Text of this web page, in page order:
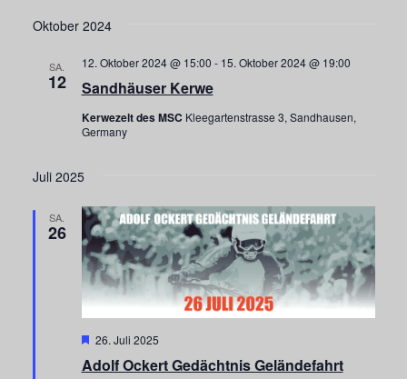
Oktober 2024
SA.
12 Sandhäuser Kerwe
12. Oktober 2024 @ 15:00 - 15. Oktober 2024 @ 19:00
Kerwezelt des MSC Kleegartenstrasse 3, Sandhausen,
Germany
Juli 2025
SA.
26
Adolf Ockert Gedächtnis Geländefahrt
Hervorgehoben
26. Juli 2025